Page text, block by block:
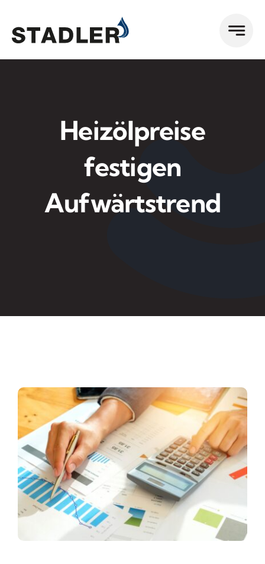
Inhalt
springen
Heizölpreise
festigen
Aufwärtstrend